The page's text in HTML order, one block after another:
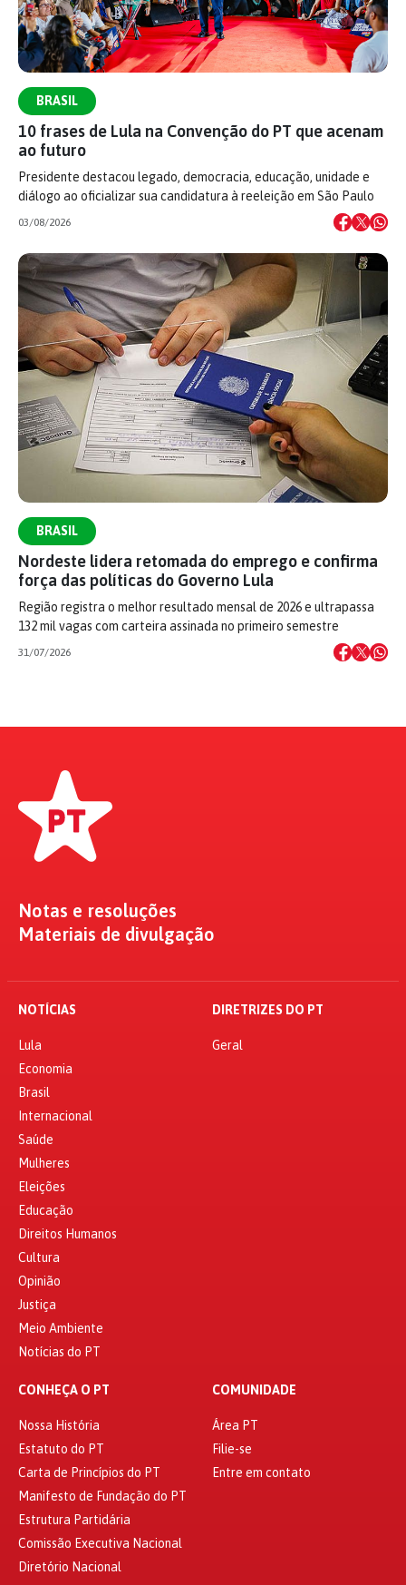
BRASIL
10 frases de Lula na Convenção do PT que acenam
ao futuro
Presidente destacou legado, democracia, educação, unidade e
diálogo ao oficializar sua candidatura à reeleição em São Paulo
03/08/2026
BRASIL
Nordeste lidera retomada do emprego e confirma
força das políticas do Governo Lula
Região registra o melhor resultado mensal de 2026 e ultrapassa
132 mil vagas com carteira assinada no primeiro semestre
31/07/2026
Notas e resoluções
Materiais de divulgação
NOTÍCIAS
Lula
Economia
Brasil
Internacional
Saúde
Mulheres
Eleições
Educação
Direitos Humanos
Cultura
Opinião
Justiça
Meio Ambiente
Notícias do PT
DIRETRIZES DO PT
Geral
CONHEÇA O PT
Nossa História
Estatuto do PT
Carta de Princípios do PT
Manifesto de Fundação do PT
Estrutura Partidária
Comissão Executiva Nacional
Diretório Nacional
COMUNIDADE
Área PT
Filie-se
Entre em contato